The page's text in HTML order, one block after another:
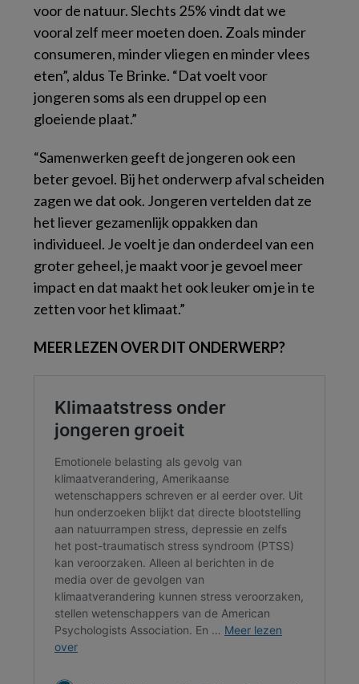
voor de natuur. Slechts 25% vindt dat we
vooral zelf meer moeten doen. Zoals minder
consumeren, minder vliegen en minder vlees
eten”, aldus Te Brinke. “Dat voelt voor
jongeren soms als een druppel op een
gloeiende plaat.”
“Samenwerken geeft de jongeren ook een
beter gevoel. Bij het onderwerp afval scheiden
zagen we dat ook. Jongeren vertelden dat ze
het liever gezamenlijk oppakken dan
individueel. Je voelt je dan onderdeel van een
groter geheel, je maakt voor je gevoel meer
impact en dat maakt het ook leuker om je in te
zetten voor het klimaat.”
MEER LEZEN OVER DIT ONDERWERP?